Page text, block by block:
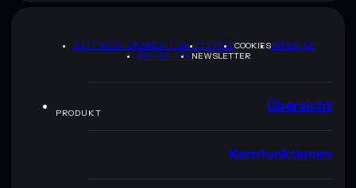
DATENSCHUTZRICHTLINIETERMSCOOKIESSITEMAP
BRAND-KITNEWSLETTER
PRODUKT Übersicht
Kernfunktionen